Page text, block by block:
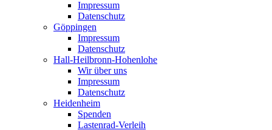
Impressum
Datenschutz
Göppingen
Impressum
Datenschutz
Hall-Heilbronn-Hohenlohe
Wir über uns
Impressum
Datenschutz
Heidenheim
Spenden
Lastenrad-Verleih